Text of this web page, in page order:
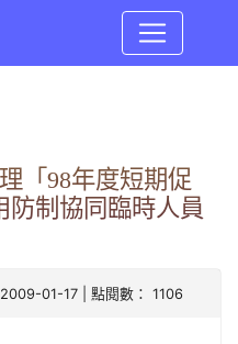
「98年度短期促
防制協同臨時人員
01-17 | 點閱數： 1106